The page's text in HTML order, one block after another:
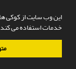
این وب سایت از کوکی ها
خدمات استفاده می
سامانه مدیریت